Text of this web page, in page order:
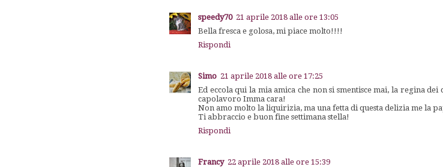
speedy70 21 aprile 2018 alle ore 13:05
Bella fresca e golosa, mi piace molto!!!!
Rispondi
Simo 21 aprile 2018 alle ore 17:25
Ed eccola qui la mia amica che non si smentisce mai, la regina
capolavoro Imma cara!
Non amo molto la liquirizia, ma una fetta di questa delizia me la
Ti abbraccio e buon fine settimana stella!
Rispondi
Francy 22 aprile 2018 alle ore 15:39